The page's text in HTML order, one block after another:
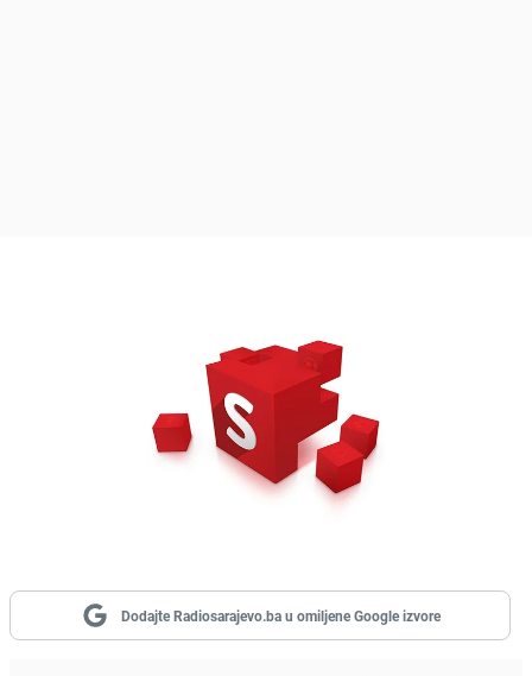
Dodajte Radiosarajevo.ba u omiljene Google izvore